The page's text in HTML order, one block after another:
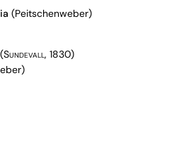
(Peitschenweber)
(Sundevall, 1830)